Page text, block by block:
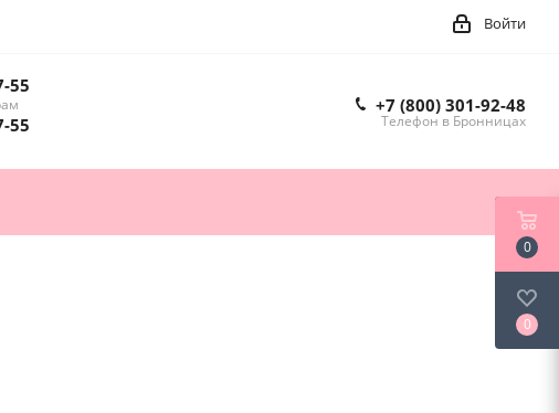
Войти
55
55
+7 (800) 301-92-48
Телефон в Бронницах
0
0